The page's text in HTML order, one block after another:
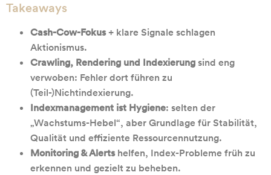
Takeaways
Cash-Cow-Fokus+ klare Signale schlagen
Aktionismus.
Crawling, Rendering und Indexierungsind eng
verwoben: Fehler dort führen zu
(Teil-)Nichtindexierung.
Indexmanagement ist Hygiene: selten der
„Wachstums-Hebel“, aber Grundlage für Stabilität,
Qualität und effiziente Ressourcennutzung.
Monitoring & Alertshelfen, Index-Probleme früh zu
erkennen und gezielt zu beheben.